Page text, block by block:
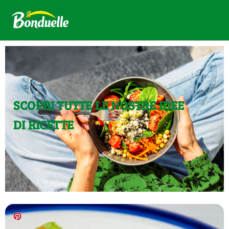
SCOPRI TUTTE LE NOSTRE IDEE
DI RICETTE